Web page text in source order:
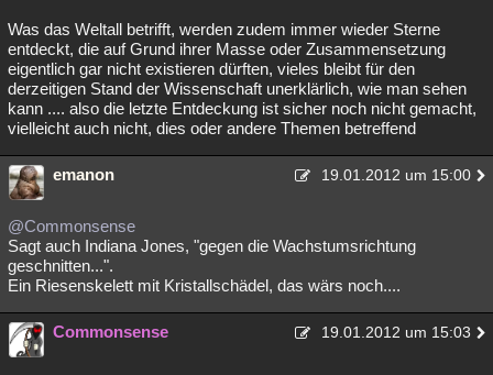
Was das Weltall betrifft, werden zudem immer wieder Sterne
entdeckt, die auf Grund ihrer Masse oder Zusammensetzung
eigentlich gar nicht existieren dürften, vieles bleibt für den
derzeitigen Stand der Wissenschaft unerklärlich, wie man sehen
kann .... also die letzte Entdeckung ist sicher noch nicht gemacht,
vielleicht auch nicht, dies oder andere Themen betreffend
emanon 19.01.2012 um 15:00
@Commonsense
Sagt auch Indiana Jones, "gegen die Wachstumsrichtung
geschnitten...".
Ein Riesenskelett mit Kristallschädel, das wärs noch....
Commonsense 19.01.2012 um 15:03